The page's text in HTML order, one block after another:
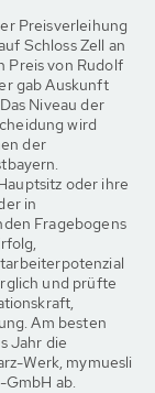
Preisverleihung
Schloss Zell an
Preis von Rudolf
gab Auskunft
Niveau der
wird
der
oder ihre
in
Fragebogens
und prüfte
Am besten
Jahr die
Werk, mymuesli
ab.